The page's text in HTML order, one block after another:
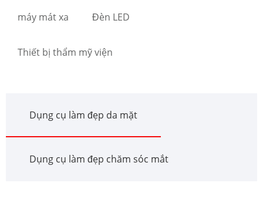
máy mát xa Đèn LED
Thiết bị thẩm mỹ viện
Dụng cụ làm đẹp da mặt
Dụng cụ làm đẹp chăm sóc mắt